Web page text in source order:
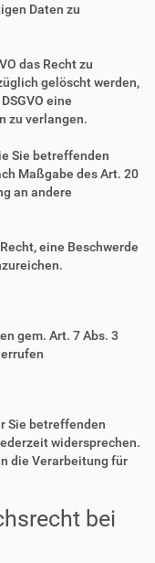
Daten zu
das Recht zu
gelöscht werden,
eine
zu verlangen.
Sie betreffenden
Maßgabe des Art. 20
an andere
eine Beschwerde
gem. Art. 7 Abs. 3
Sie betreffenden
widersprechen.
die Verarbeitung für
bei